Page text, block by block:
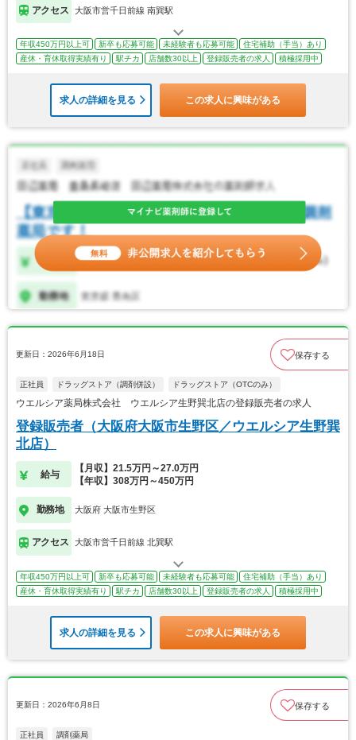
アクセス 大阪市営千日前線 南巽駅
年収450万円以上可 新卒も応募可能 未経験者も応募可能
住宅補助（手当）あり
産休・育休取得実績有り
駅チカ 店舗数30以上 登録販売者の求人 積極採用中
求人の詳細を見る この求人に興味がある
更新日：2026年6月18日 保存する
正社員 ドラッグストア（調剤併設） ドラッグストア（OTCのみ）
ウエルシア薬局株式会社 ウエルシア生野巽北店の登録販売者の求人
登録販売者（大阪府大阪市生野区／ウエルシア生野巽
北店）
給与
【月収】21.5万円～27.0万円
【年収】308万円～450万円
勤務地 大阪府 大阪市生野区
アクセス 大阪市営千日前線 北巽駅
年収450万円以上可 新卒も応募可能 未経験者も応募可能
住宅補助（手当）あり
産休・育休取得実績有り
駅チカ 店舗数30以上 登録販売者の求人 積極採用中
求人の詳細を見る この求人に興味がある
更新日：2026年6月8日 保存する
正社員 調剤薬局